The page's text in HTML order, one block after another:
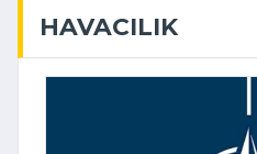
HAVACILIK